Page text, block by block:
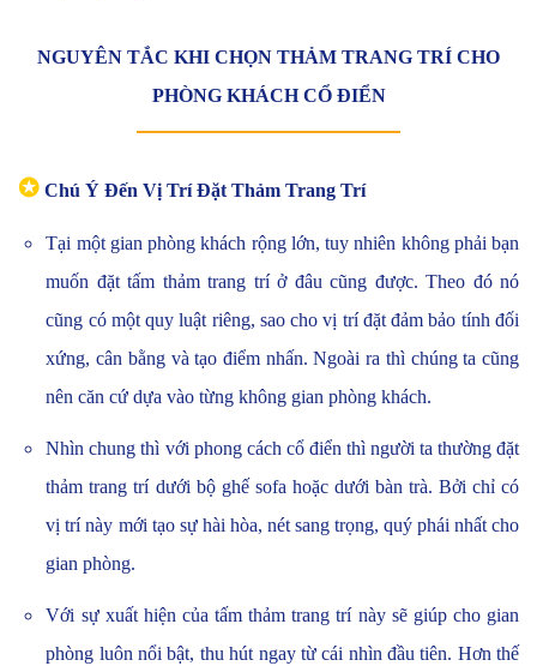
NGUYÊN TẮC KHI CHỌN THẢM TRANG TRÍ CHO
PHÒNG KHÁCH CỔ ĐIỂN
✪ Chú Ý Đến Vị Trí Đặt Thảm Trang Trí
Tại một gian phòng khách rộng lớn, tuy nhiên không phải bạn
muốn đặt tấm thảm trang trí ở đâu cũng được. Theo đó nó
cũng có một quy luật riêng, sao cho vị trí đặt đảm bảo tính đối
xứng, cân bằng và tạo điểm nhấn. Ngoài ra thì chúng ta cũng
nên căn cứ dựa vào từng không gian phòng khách.
Nhìn chung thì với phong cách cổ điển thì người ta thường đặt
thảm trang trí dưới bộ ghế sofa hoặc dưới bàn trà. Bởi chỉ có
vị trí này mới tạo sự hài hòa, nét sang trọng, quý phái nhất cho
gian phòng.
Với sự xuất hiện của tấm thảm trang trí này sẽ giúp cho gian
phòng luôn nổi bật, thu hút ngay từ cái nhìn đầu tiên. Hơn thế